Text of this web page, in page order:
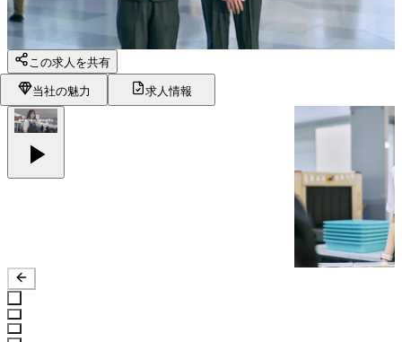
この求人を共有
当社の魅力 求人情報